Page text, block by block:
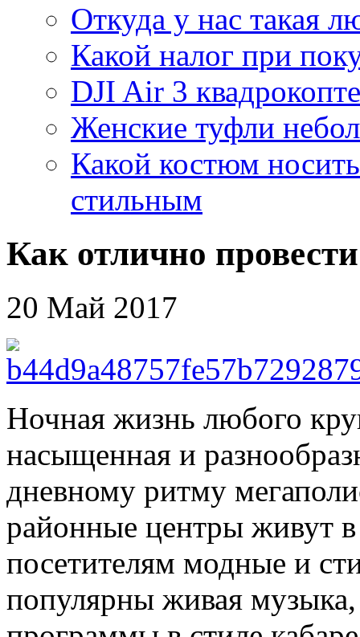
Откуда у нас такая
Какой налог при
DJI Air 3
Женские туфли
Какой костюм
стильным
Как отлично
20 Май 2017
Ночная жизнь любого
насыщенная и
дневному ритму
районные центры живут
посетителям модные и
популярны живая